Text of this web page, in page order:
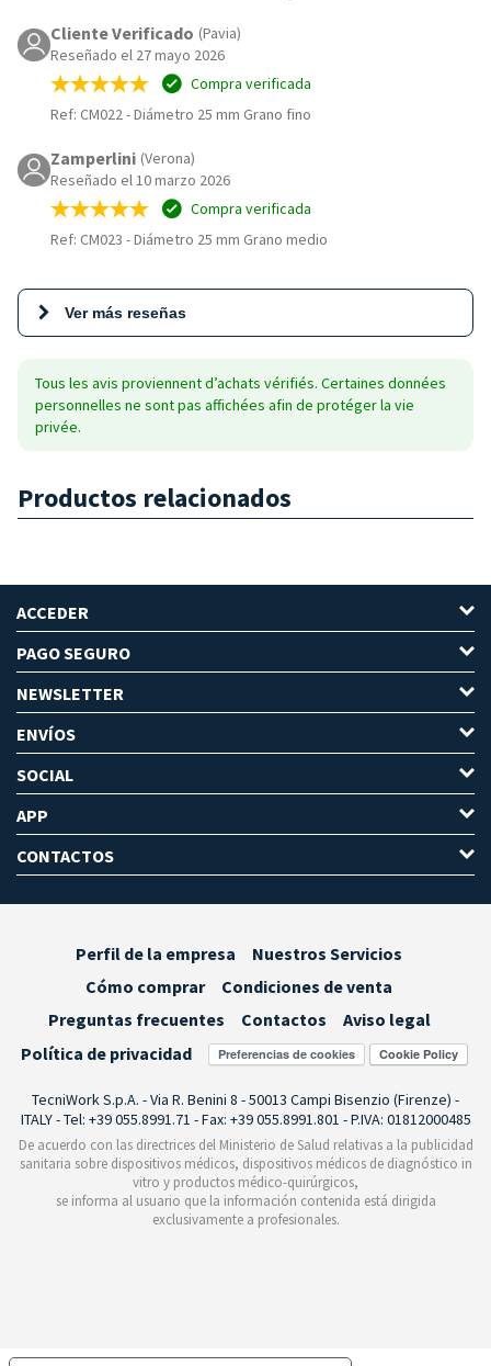
Cliente Verificado (Pavia)
Reseñado el 27 mayo 2026
Compra verificada
Ref: CM022 -Diámetro 25 mm Grano fino
Zamperlini (Verona)
Reseñado el 10 marzo 2026
Compra verificada
Ref: CM023 -Diámetro 25 mm Grano medio
Ver más reseñas
Tous les avis proviennent d’achats vérifiés. Certaines données
personnelles ne sont pas affichées afin de protéger la vie
privée.
Productos relacionados
ACCEDER
PAGO SEGURO
NEWSLETTER
ENVÍOS
SOCIAL
APP
CONTACTOS
Perfil de la empresa
Nuestros Servicios
Cómo comprar
Condiciones de venta
Preguntas frecuentes
Contactos
Aviso legal
Política de privacidad
Preferencias de cookies
TecniWork S.p.A. - Via R. Benini 8 - 50013 Campi Bisenzio (Firenze) -
ITALY - Tel: +39 055.8991.71 - Fax: +39 055.8991.801 - P.IVA: 01812000485
De acuerdo con las directrices del Ministerio de Salud relativas a la publicidad
sanitaria sobre dispositivos médicos, dispositivos médicos de diagnóstico in
vitro y productos médico-quirúrgicos,
se informa al usuario que la información contenida está dirigida
exclusivamente a profesionales.